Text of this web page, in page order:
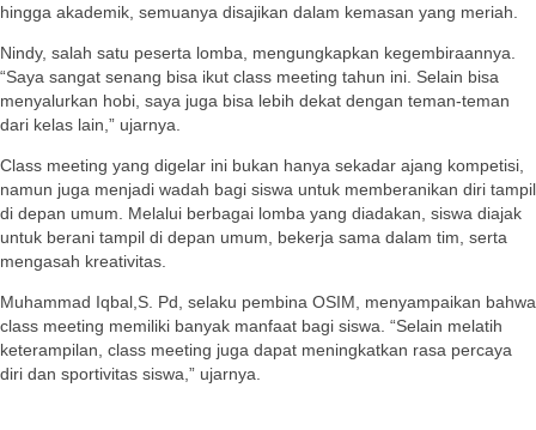
hingga akademik, semuanya disajikan dalam kemasan yang meriah.
Nindy, salah satu peserta lomba, mengungkapkan kegembiraannya.
“Saya sangat senang bisa ikut class meeting tahun ini. Selain bisa
menyalurkan hobi, saya juga bisa lebih dekat dengan teman-teman
dari kelas lain,” ujarnya.
Class meeting yang digelar ini bukan hanya sekadar ajang kompetisi,
namun juga menjadi wadah bagi siswa untuk memberanikan diri tampil
di depan umum. Melalui berbagai lomba yang diadakan, siswa diajak
untuk berani tampil di depan umum, bekerja sama dalam tim, serta
mengasah kreativitas.
Muhammad Iqbal,S. Pd, selaku pembina OSIM, menyampaikan bahwa
class meeting memiliki banyak manfaat bagi siswa. “Selain melatih
keterampilan, class meeting juga dapat meningkatkan rasa percaya
diri dan sportivitas siswa,” ujarnya.